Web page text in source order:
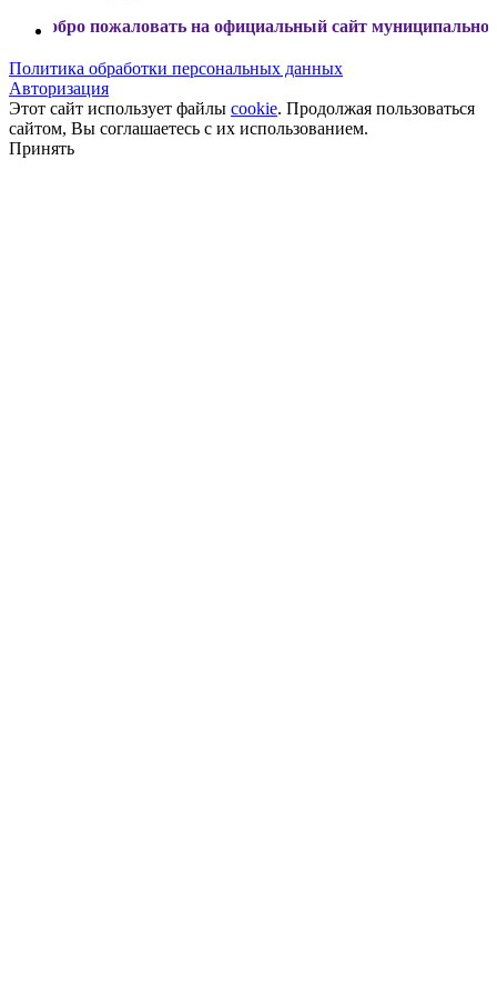
пожаловать на официальный сайт муниципального
Политика обработки персональных данных
Авторизация
Этот сайт использует файлы cookie. Продолжая пользоваться
сайтом, Вы соглашаетесь с их использованием.
Принять